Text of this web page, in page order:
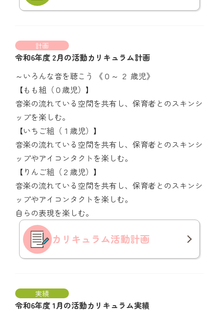
計画
令和6年度 2月の活動カリキュラム計画
～いろんな音を聴こう 《０～ ２ 歳児》
【もも組（０歳児）】
音楽の流れている空間を共有し、保育者とのスキンシ
ップを楽しむ。
【いちご組（１歳児）】
音楽の流れている空間を共有し、保育者とのスキンシ
ップやアイコンタクトを楽しむ。
【りんご組（２歳児）】
音楽の流れている空間を共有し、保育者とのスキンシ
ップやアイコンタクトを楽しむ。
自らの表現を楽しむ。
カリキュラム活動計画
実績
令和6年度 1月の活動カリキュラム実績